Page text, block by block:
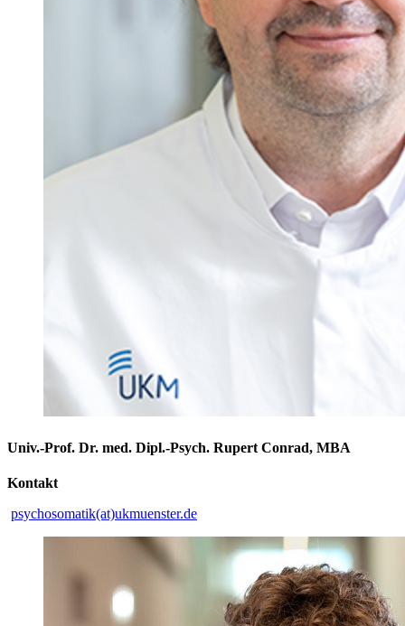
Univ.-Prof. Dr. med. Dipl.-Psych. Rupert Conrad, MBA
Kontakt
psychosomatik(at)ukmuenster.de